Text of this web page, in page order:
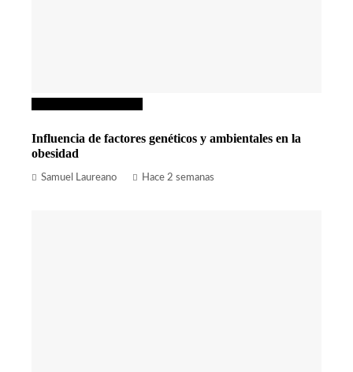
Influencia de factores genéticos y ambientales en la
obesidad
Samuel Laureano Hace 2 semanas